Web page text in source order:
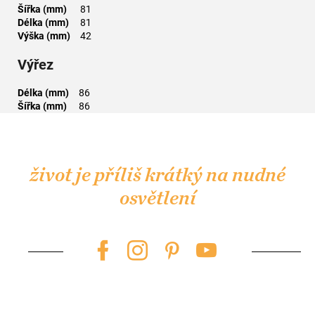
Šířka (mm)
81
Délka (mm)
81
Výška (mm)
42
Výřez
Délka (mm)
86
Šířka (mm)
86
život je příliš krátký na nudné
osvětlení